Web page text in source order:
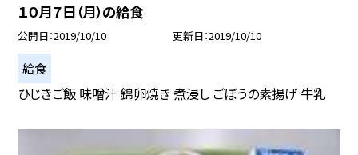
１０月７日（月）の給食
公開日 2019/10/10 更新日 2019/10/10
給食
ひじきご飯 味噌汁 錦卵焼き 煮浸し ごぼうの素揚げ 牛乳